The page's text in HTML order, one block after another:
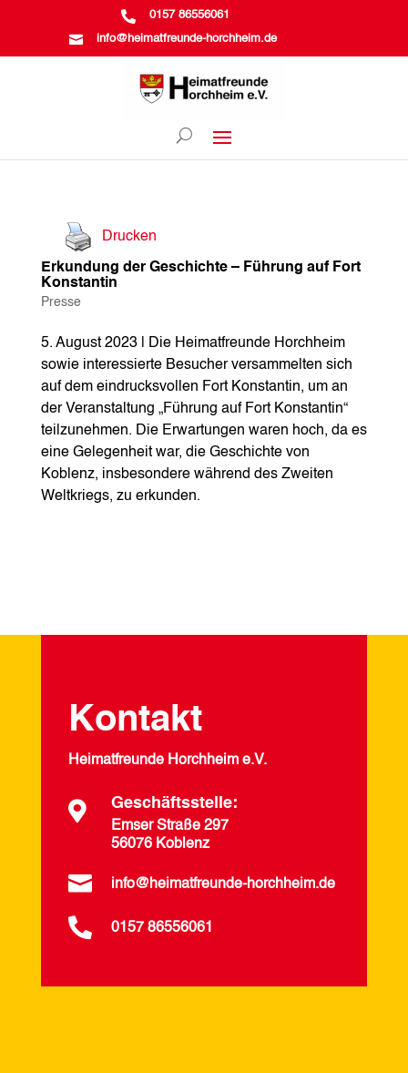
 0157 86556061
 info@heimatfreunde-horchheim.de
Drucken
Erkundung der Geschichte – Führung auf Fort
Konstantin
Presse
5. August 2023 | Die Heimatfreunde Horchheim
sowie interessierte Besucher versammelten sich
auf dem eindrucksvollen Fort Konstantin, um an
der Veranstaltung „Führung auf Fort Konstantin“
teilzunehmen. Die Erwartungen waren hoch, da es
eine Gelegenheit war, die Geschichte von
Koblenz, insbesondere während des Zweiten
Weltkriegs, zu erkunden.
Kontakt
Heimatfreunde Horchheim e.V.
 Geschäftsstelle:
Emser Straße 297
56076 Koblenz
 info@heimatfreunde-horchheim.de
 0157 86556061